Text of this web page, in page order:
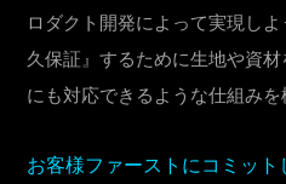
ロダクト開発によって実現し
久保証』するために生地や資
にも対応できるような仕組みを
お客様ファーストにコミット